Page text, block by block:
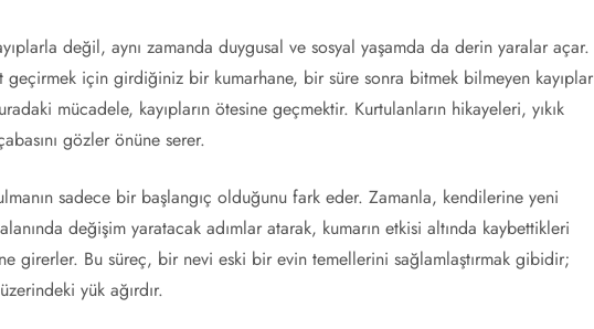
değil, aynı zamanda duygusal ve sosyal yaşamda da derin yaralar açar.
için girdiğiniz bir kumarhane, bir süre sonra bitmek bilmeyen kayıplar
mücadele, kayıpların ötesine geçmektir. Kurtulanların hikayeleri, yıkık
gözler önüne serer.
sadece bir başlangıç olduğunu fark eder. Zamanla, kendilerine yeni
değişim yaratacak adımlar atarak, kumarın etkisi altında kaybettikleri
girerler. Bu süreç, bir nevi eski bir evin temellerini sağlamlaştırmak gibidir;
yük ağırdır.